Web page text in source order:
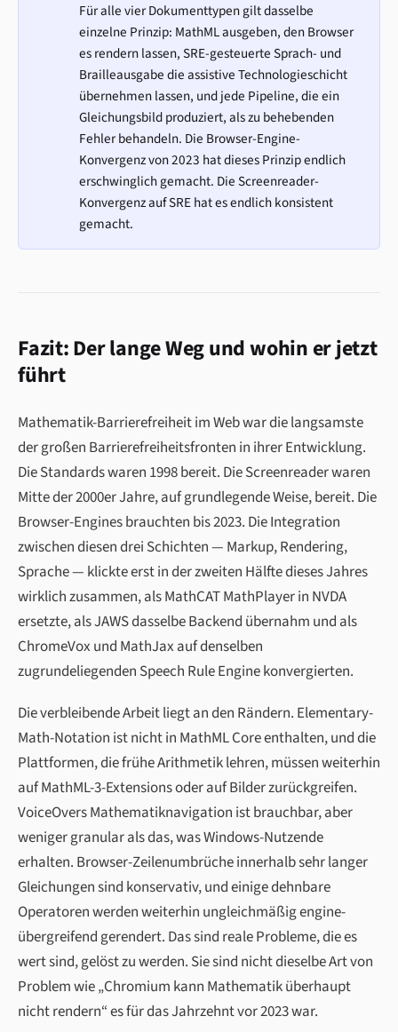
Für alle vier Dokumenttypen gilt dasselbe
einzelne Prinzip: MathML ausgeben, den Browser
es rendern lassen, SRE-gesteuerte Sprach- und
Brailleausgabe die assistive Technologieschicht
übernehmen lassen, und jede Pipeline, die ein
Gleichungsbild produziert, als zu behebenden
Fehler behandeln. Die Browser-Engine-
Konvergenz von 2023 hat dieses Prinzip endlich
erschwinglich gemacht. Die Screenreader-
Konvergenz auf SRE hat es endlich konsistent
gemacht.
Fazit: Der lange Weg und wohin er jetzt
führt
Mathematik-Barrierefreiheit im Web war die langsamste
der großen Barrierefreiheitsfronten in ihrer Entwicklung.
Die Standards waren 1998 bereit. Die Screenreader waren
Mitte der 2000er Jahre, auf grundlegende Weise, bereit. Die
Browser-Engines brauchten bis 2023. Die Integration
zwischen diesen drei Schichten — Markup, Rendering,
Sprache — klickte erst in der zweiten Hälfte dieses Jahres
wirklich zusammen, als MathCAT MathPlayer in NVDA
ersetzte, als JAWS dasselbe Backend übernahm und als
ChromeVox und MathJax auf denselben
zugrundeliegenden Speech Rule Engine konvergierten.
Die verbleibende Arbeit liegt an den Rändern. Elementary-
Math-Notation ist nicht in MathML Core enthalten, und die
Plattformen, die frühe Arithmetik lehren, müssen weiterhin
auf MathML-3-Extensions oder auf Bilder zurückgreifen.
VoiceOvers Mathematiknavigation ist brauchbar, aber
weniger granular als das, was Windows-Nutzende
erhalten. Browser-Zeilenumbrüche innerhalb sehr langer
Gleichungen sind konservativ, und einige dehnbare
Operatoren werden weiterhin ungleichmäßig engine-
übergreifend gerendert. Das sind reale Probleme, die es
wert sind, gelöst zu werden. Sie sind nicht dieselbe Art von
Problem wie „Chromium kann Mathematik überhaupt
nicht rendern“ es für das Jahrzehnt vor 2023 war.